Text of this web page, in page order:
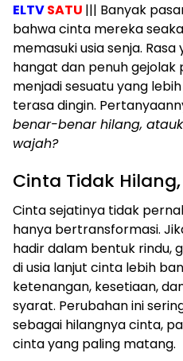
ELTVSATU ||| Banyak
bahwa cinta mereka
memasuki usia senja.
hangat dan penuh
menjadi sesuatu yang
terasa dingin.
benar-benar hilang,
wajah?
Cinta Tidak
Cinta sejatinya tidak
hanya bertransformasi.
hadir dalam bentuk rindu,
di usia lanjut cinta lebih
ketenangan, kesetiaan,
syarat. Perubahan ini
sebagai hilangnya cinta,
cinta yang paling matang.